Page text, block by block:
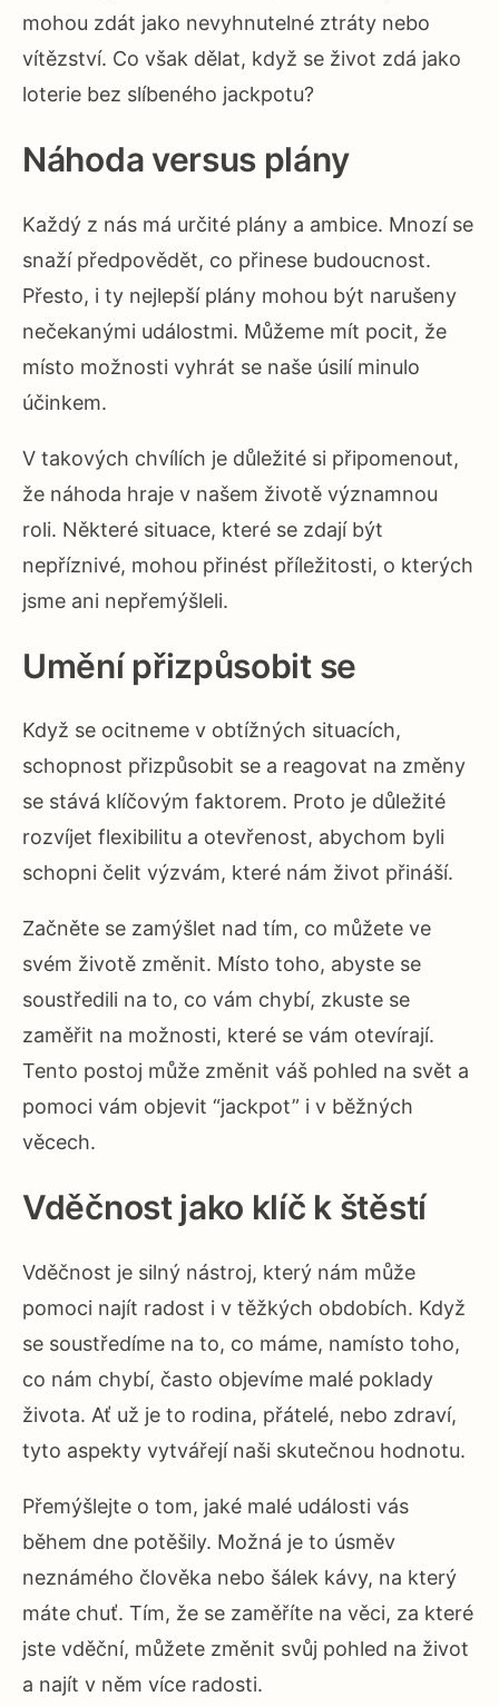
mohou zdát jako nevyhnutelné ztráty nebo
vítězství. Co však dělat, když se život zdá jako
loterie bez slíbeného jackpotu?
Náhoda versus plány
Každý z nás má určité plány a ambice. Mnozí se
snaží předpovědět, co přinese budoucnost.
Přesto, i ty nejlepší plány mohou být narušeny
nečekanými událostmi. Můžeme mít pocit, že
místo možnosti vyhrát se naše úsilí minulo
účinkem.
V takových chvílích je důležité si připomenout,
že náhoda hraje v našem životě významnou
roli. Některé situace, které se zdají být
nepříznivé, mohou přinést příležitosti, o kterých
jsme ani nepřemýšleli.
Umění přizpůsobit se
Když se ocitneme v obtížných situacích,
schopnost přizpůsobit se a reagovat na změny
se stává klíčovým faktorem. Proto je důležité
rozvíjet flexibilitu a otevřenost, abychom byli
schopni čelit výzvám, které nám život přináší.
Začněte se zamýšlet nad tím, co můžete ve
svém životě změnit. Místo toho, abyste se
soustředili na to, co vám chybí, zkuste se
zaměřit na možnosti, které se vám otevírají.
Tento postoj může změnit váš pohled na svět a
pomoci vám objevit “jackpot” i v běžných
věcech.
Vděčnost jako klíč k štěstí
Vděčnost je silný nástroj, který nám může
pomoci najít radost i v těžkých obdobích. Když
se soustředíme na to, co máme, namísto toho,
co nám chybí, často objevíme malé poklady
života. Ať už je to rodina, přátelé, nebo zdraví,
tyto aspekty vytvářejí naši skutečnou hodnotu.
Přemýšlejte o tom, jaké malé události vás
během dne potěšily. Možná je to úsměv
neznámého člověka nebo šálek kávy, na který
máte chuť. Tím, že se zaměříte na věci, za které
jste vděční, můžete změnit svůj pohled na život
a najít v něm více radosti.